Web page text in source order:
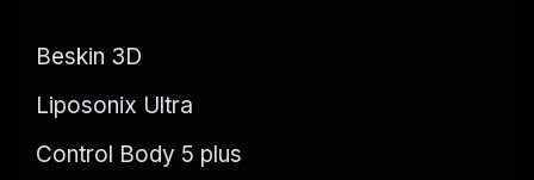
Beskin 3D
Liposonix Ultra
Control Body 5 plus